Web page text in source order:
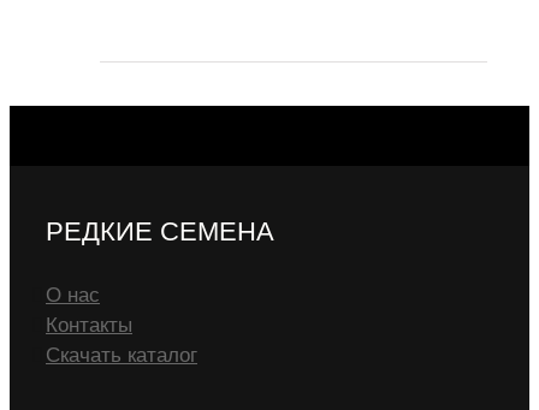
РЕДКИЕ СЕМЕНА
О нас
Контакты
Скачать каталог